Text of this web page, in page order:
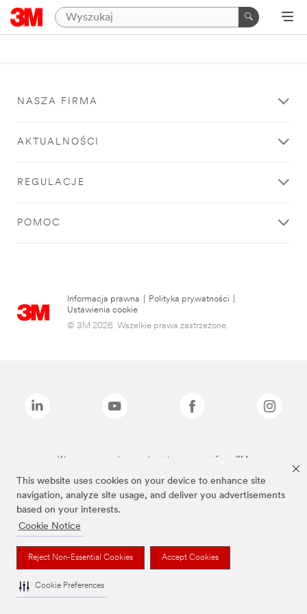
This website uses cookies on your device to enhance site
navigation, analyze site usage, and deliver you advertisements
based on your interests.
Cookie Notice
Reject Non-Essential Cookies Accept Cookies
Cookie Preferences
NASZA FIRMA
AKTUALNOŚCI
REGULACJE
POMOC
Informacja prawna Polityka prywatności
Ustawienia cookie
© 3M 2026. Wszelkie prawa zastrzeżone.
Wymienione marki są znakami towarowymi firmy 3M.